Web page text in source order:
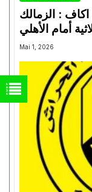
: الزمالك
Mai 1, 2026